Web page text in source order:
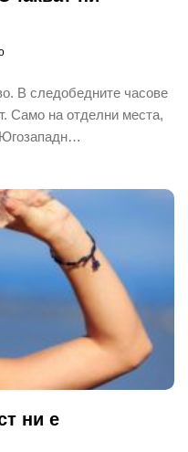
В следобедните часове
Само на отделни места,
Югозападн…
ни е